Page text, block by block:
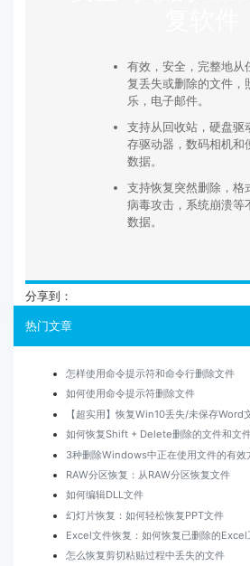
有效，安全，完整地从
复丢失或删除的文件，
乐，电子邮件。
支持从回收站，硬盘驱
存驱动器，数码相机和
数据。
支持恢复突然删除，格
病毒攻击，系统崩溃等
数据。
分享到：
热门文章
怎样使用命令提示符和命令行删除文件
如何使用命令提示符删除文件
【超实用】恢复Win10丢失/未保存Word
如何恢复Shift + Delete删除的文件和文
3种删除Windows中正在使用文件的有效
RAW分区恢复：从RAW分区恢复文件
如何编辑DLL文件
幻灯片恢复：如何轻松恢复PPT文件
Excel文件恢复：如何恢复已删除的Excel
怎么恢复剪切粘贴过程中丢失的文件